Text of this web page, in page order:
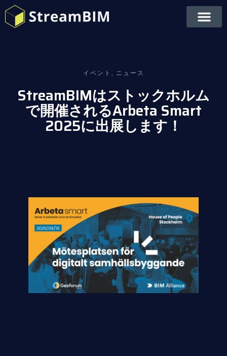
イベント , ニュース
StreamBIMはストックホルム
で開催されるArbeta Smart
2025に出展します！